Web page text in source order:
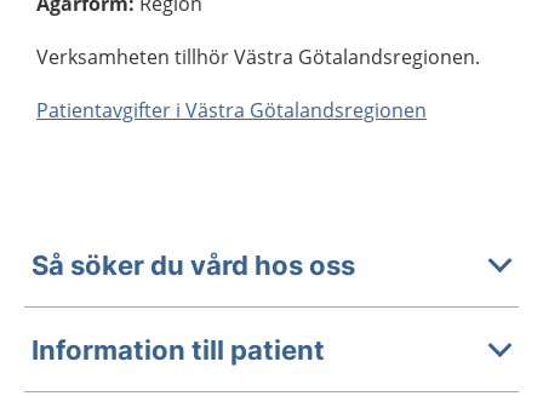
Verksamheten tillhör Västra Götalandsregionen.
Patientavgifter i Västra Götalandsregionen
Så söker du vård hos oss
Information till patient